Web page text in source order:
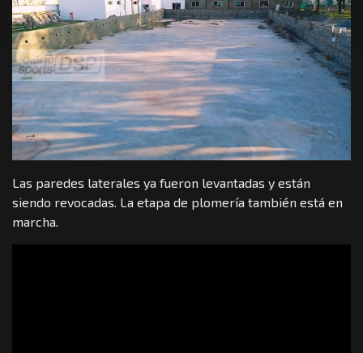
Las paredes laterales ya fueron levantadas y están
siendo revocadas. La etapa de plomería también está en
marcha.